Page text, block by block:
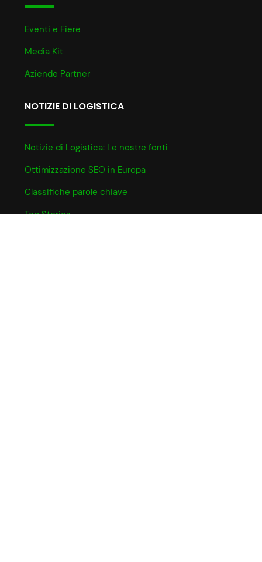
Eventi e Fiere
Media Kit
Aziende Partner
NOTIZIE DI LOGISTICA
Notizie di Logistica: Le nostre fonti
Ottimizzazione SEO in Europa
Classifiche parole chiave
Top Stories